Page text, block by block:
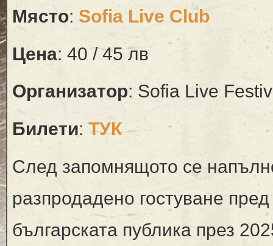
Място: Sofia Live Club
Цена: 40 / 45 лв
Организатор: Sofia Live
Билети: ТУК
След запомнящото се
разпродадено гостуване пред
българската публика през